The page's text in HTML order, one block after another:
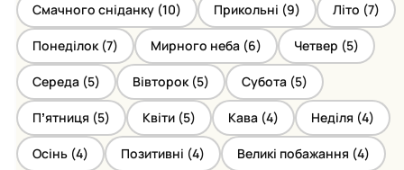
Смачного сніданку (10) Прикольні (9) Літо (7)
Понеділок (7) Мирного неба (6) Четвер (5)
Середа (5) Вівторок (5) Субота (5)
Пʼятниця (5) Квіти (5) Кава (4) Неділя (4)
Осінь (4) Позитивні (4) Великі побажання (4)